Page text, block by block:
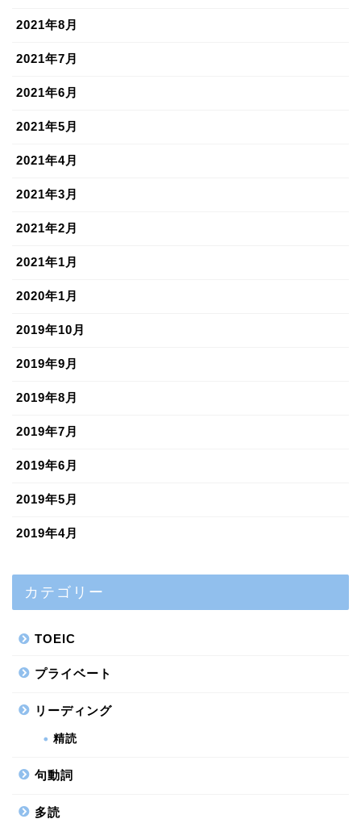
2021年8月
2021年7月
2021年6月
2021年5月
2021年4月
2021年3月
2021年2月
2021年1月
2020年1月
2019年10月
2019年9月
2019年8月
2019年7月
2019年6月
2019年5月
2019年4月
カテゴリー
TOEIC
プライベート
リーディング
精読
句動詞
多読